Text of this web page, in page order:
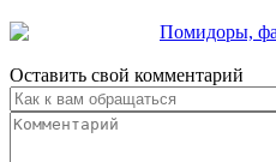
Помидоры,
Оставить свой комментарий